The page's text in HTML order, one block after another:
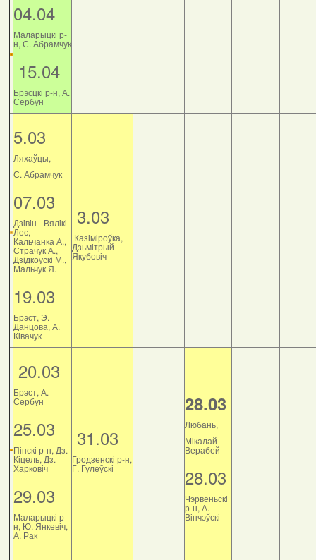
04.04
Маларыцкі р-
н, С. Абрамчук
15.04
Брэсцкі р-н, А.
Сербун
5.03
Ляхаўцы,
С. Абрамчук
07.03
Дзiвiн - Вялiкi
Лес,
Кальчанка А.,
Страчук А.,
Дзiдкоускi М.,
Мальчук Я.
19.03
Брэст, Э.
Данцова, А.
Ківачук
3.03
Казіміроўка,
Дзьмітрый
Якубовіч
20.03
Брэст, А.
Сербун
25.03
Пінскі р-н, Дз.
Кіцель, Дз.
Харковіч
29.03
Маларыцкі р-
н, Ю. Янкевіч,
А. Рак
31.03
Гродзенскі р-н,
Г. Гулеўскі
28.03
Любань,
Мікалай
Верабей
28.03
Чэрвеньскі
р-н, А.
Вінчэўскі